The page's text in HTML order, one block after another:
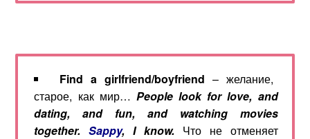
Find a girlfriend/boyfriend – желание,
старое, как мир… People look for love, and
dating, and fun, and watching movies
together.Sappy, I know. Что не отменяет